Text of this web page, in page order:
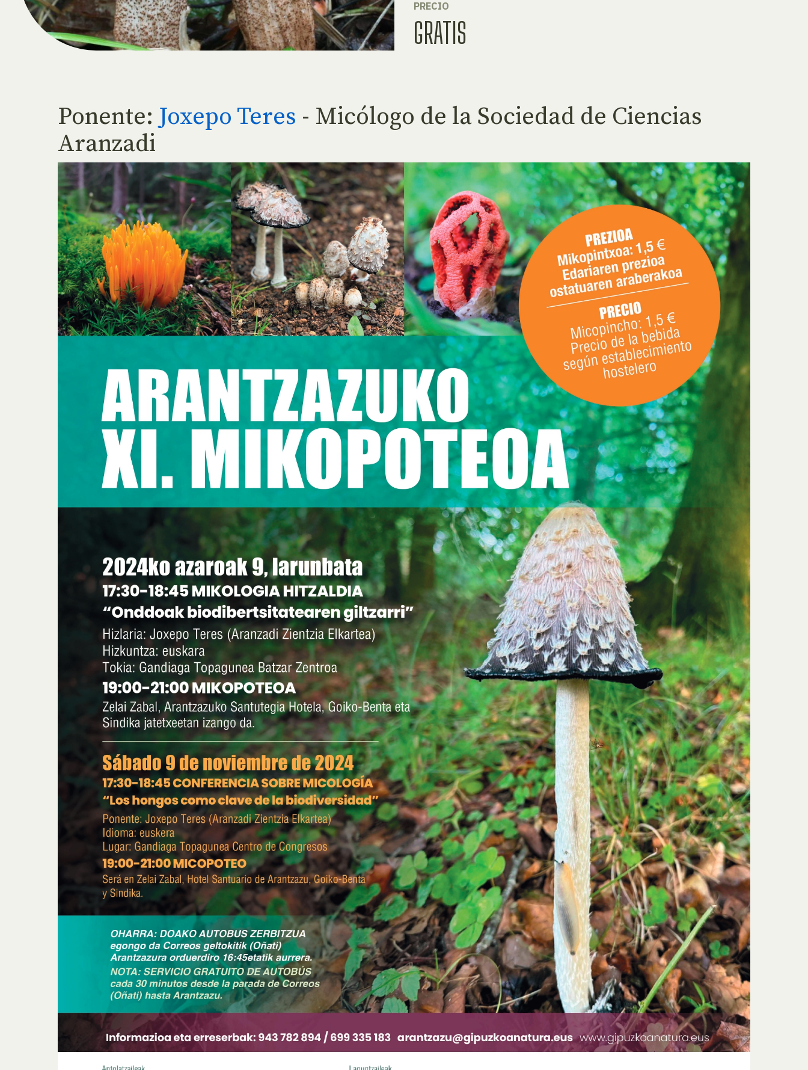
PRECIO
GRATIS
Ponente: Joxepo Teres - Micólogo de la Sociedad de Ciencias
Aranzadi